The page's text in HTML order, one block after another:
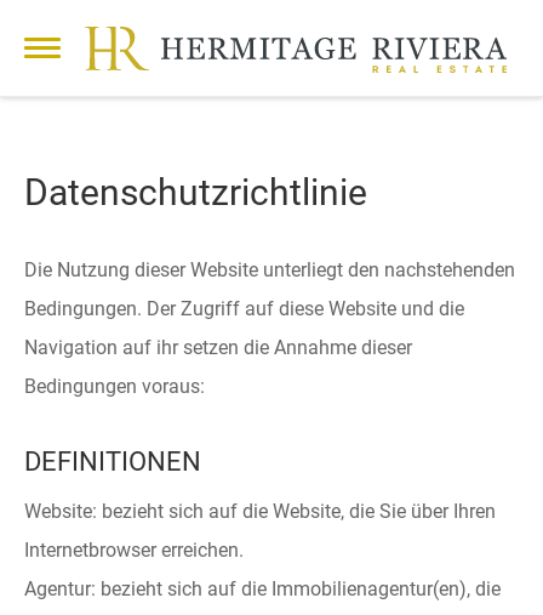
Datenschutzrichtlinie
Die Nutzung dieser Website unterliegt den nachstehenden
Bedingungen. Der Zugriff auf diese Website und die
Navigation auf ihr setzen die Annahme dieser
Bedingungen voraus:
DEFINITIONEN
Website: bezieht sich auf die Website, die Sie über Ihren
Internetbrowser erreichen.
Agentur: bezieht sich auf die Immobilienagentur(en), die